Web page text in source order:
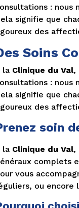
: nous
signifie que
des
Soins
la Clinique du Val,
: nous
signifie que
des
soin
la Clinique du Val,
complets
vous
ou encore